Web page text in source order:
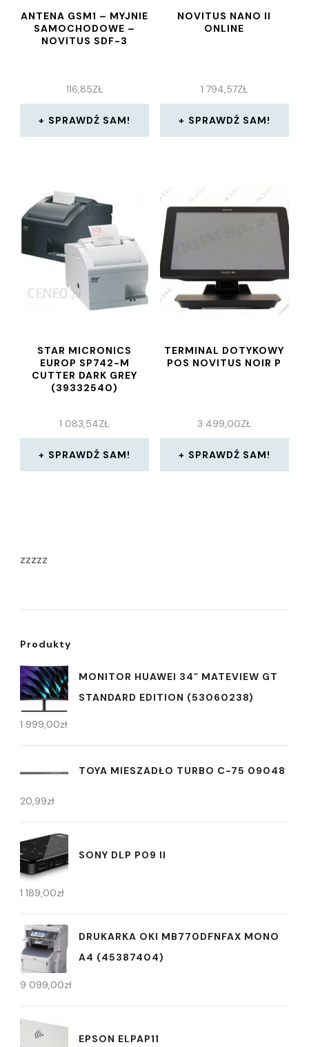
ANTENA GSM1 – MYJNIE
SAMOCHODOWE –
NOVITUS SDF-3
116,85ZŁ
SPRAWDŹ SAM!
NOVITUS NANO II
ONLINE
1 794,57ZŁ
SPRAWDŹ SAM!
STAR MICRONICS
EUROP SP742-M
CUTTER DARK GREY
(39332540)
1 083,54ZŁ
SPRAWDŹ SAM!
TERMINAL DOTYKOWY
POS NOVITUS NOIR P
3 499,00ZŁ
SPRAWDŹ SAM!
zzzzz
Produkty
MONITOR HUAWEI 34” MATEVIEW GT
STANDARD EDITION (53060238)
1 999,00zł
TOYA MIESZADŁO TURBO C-75 09048
20,99zł
SONY DLP P09 II
1 189,00zł
DRUKARKA OKI MB770DFNFAX MONO
A4 (45387404)
9 099,00zł
EPSON ELPAP11